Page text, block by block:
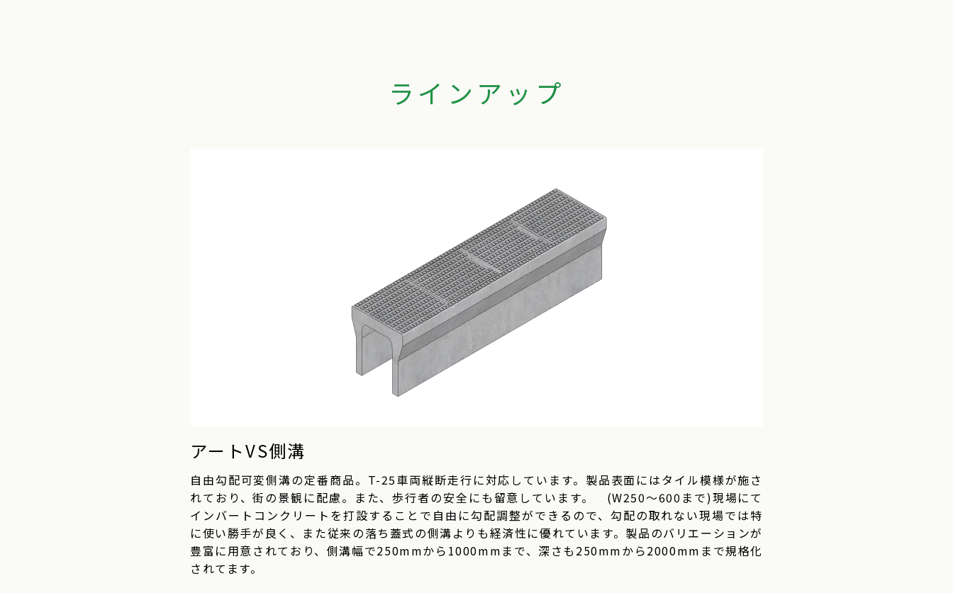
ラインアップ
アートVS側溝
自由勾配可変側溝の定番商品。T-25車両縦断走行に対応しています。製品表面にはタイル模様が施さ
れており、街の景観に配慮。また、歩行者の安全にも留意しています。 (W250～600まで)現場にて
インバートコンクリートを打設することで自由に勾配調整ができるので、勾配の取れない現場では特
に使い勝手が良く、また従来の落ち蓋式の側溝よりも経済性に優れています。製品のバリエーションが
豊富に用意されており、側溝幅で250mmから1000mmまで、深さも250mmから2000mmまで規格化
されてます。